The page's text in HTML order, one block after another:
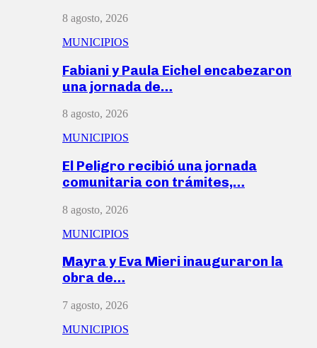
8 agosto, 2026
MUNICIPIOS
Fabiani y Paula Eichel encabezaron
una jornada de…
8 agosto, 2026
MUNICIPIOS
El Peligro recibió una jornada
comunitaria con trámites,…
8 agosto, 2026
MUNICIPIOS
Mayra y Eva Mieri inauguraron la
obra de…
7 agosto, 2026
MUNICIPIOS